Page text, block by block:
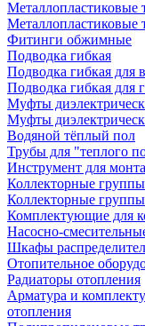
Металлопластиковые
Металлопластиковые
Фитинги обжимные
Подводка гибкая
Подводка гибкая для
Подводка гибкая для
Муфты
Муфты
Водяной тёплый пол
Трубы для "теплого
Инструмент для
Коллекторные
Коллекторные группы
Комплектующие для
Насосно-
Шкафы
Отопительное
Радиаторы отопления
Арматура и
отопления